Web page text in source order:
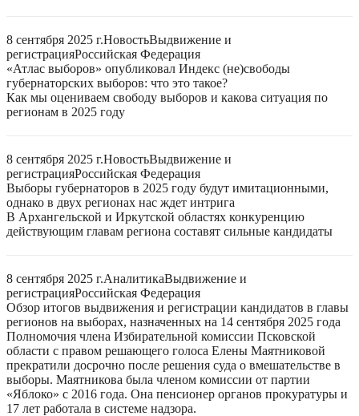
8 сентября 2025 г.НовостьВыдвижение и
регистрацияРоссийская Федерация
«Атлас выборов» опубликовал Индекс (не)свободы
губернаторских выборов: что это такое?
Как мы оцениваем свободу выборов и какова ситуация по
регионам в 2025 году
8 сентября 2025 г.НовостьВыдвижение и
регистрацияРоссийская Федерация
Выборы губернаторов в 2025 году будут имитационными,
однако в двух регионах нас ждет интрига
В Архангельской и Иркутской областях конкуренцию
действующим главам региона составят сильные кандидаты
8 сентября 2025 г.АналитикаВыдвижение и
регистрацияРоссийская Федерация
Обзор итогов выдвижения и регистрации кандидатов в главы
регионов на выборах, назначенных на 14 сентября 2025 года
Полномочия члена Избирательной комиссии Псковской
области с правом решающего голоса Елены Маятниковой
прекратили досрочно после решения суда о вмешательстве в
выборы. Маятникова была членом комиссии от партии
«Яблоко» с 2016 года. Она пенсионер органов прокуратуры и
17 лет работала в системе надзора.